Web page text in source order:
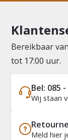
Bereikbaar
tot 17:00 uur.
Bel: 085
Wij staan
Meld hier